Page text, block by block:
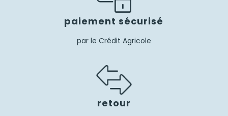
paiement sécurisé
par le Crédit Agricole
retour